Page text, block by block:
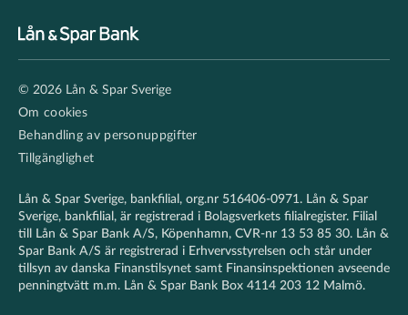
secondary
© 2026 Lån & Spar Sverige
Om cookies
Behandling av personuppgifter
Tillgänglighet
Lån & Spar Sverige, bankfilial, org.nr 516406-0971. Lån & Spar
Sverige, bankfilial, är registrerad i Bolagsverkets filialregister. Filial
till Lån & Spar Bank A/S, Köpenhamn, CVR-nr 13 53 85 30. Lån &
Spar Bank A/S är registrerad i Erhvervsstyrelsen och står under
tillsyn av danska Finanstilsynet samt Finansinspektionen avseende
penningtvätt m.m. Lån & Spar Bank Box 4114 203 12 Malmö.